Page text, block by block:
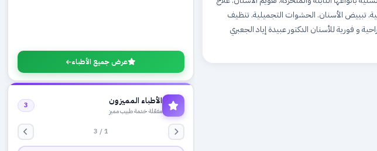
تبييض الأسنان. الحشوات التجميلية. تنظيف
و فورية للأسنان الدكتور عبيدة إياد الجعبري
عرض جميع الأطباء
الأطباء المميزون
مفعّلة خدمة طبيب مميز
3
1 / 3